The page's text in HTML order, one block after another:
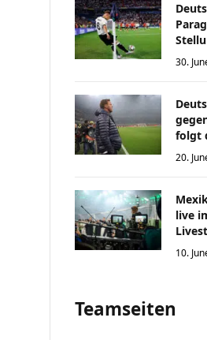
bei
30.
folgt
20.
live
10.
Teamseiten